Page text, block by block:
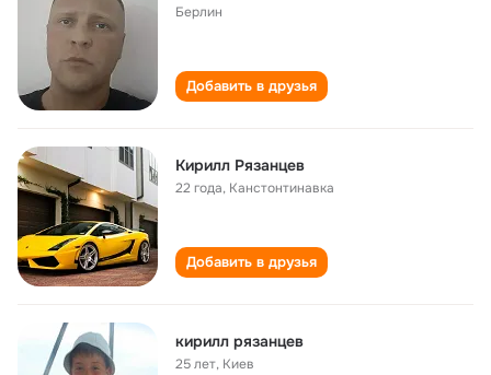
Берлин
Добавить в друзья
Кирилл Рязанцев
22 года, Канстонтинавка
Добавить в друзья
кирилл рязанцев
25 лет, Киев